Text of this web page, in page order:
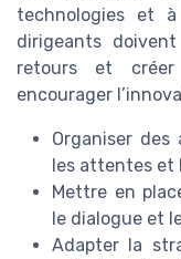
technologies et
dirigeants
retours et
encourager
Organiser
les attentes et
Mettre en
le dialogue et
Adapter la